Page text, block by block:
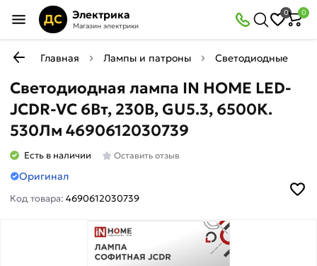
ДС Электрика
Магазин электрики
0 0
Главная Лампы и патроны Светодиодные (LED)
Светодиодная лампа IN HOME LED-
JCDR-VC 6Вт, 230В, GU5.3, 6500К.
530Лм 4690612030739
Есть в наличии Оставить отзыв
Оригинал
Код товара:4690612030739